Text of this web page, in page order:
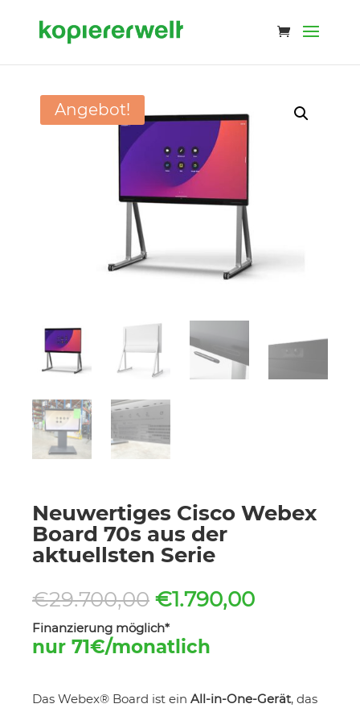
Angebot!
Neuwertiges Cisco Webex
Board 70s aus der
aktuellsten Serie
€29.700,00 Ursprünglicher
Preis
war:
€29.700,00
€1.790,00Aktueller
Finanzierung möglich*
nur 71€/monatlich
Das Webex® Board ist ein All-in-One-Gerät, das